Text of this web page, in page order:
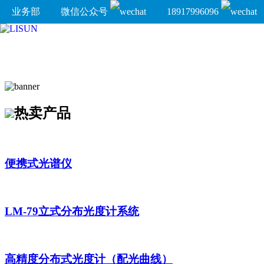
业务部 微信公众号 18917996096
热卖产品
便携式光谱仪
LM-79立式分布光度计系统
高精度分布式光度计（配光曲线）